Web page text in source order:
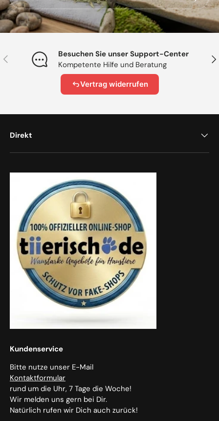
Vorherige
Besuchen Sie unser Support-Center
Kompetente Hilfe und Beratung
Vertrag widerrufen
Direkt
Kundenservice
Bitte nutze unser E-Mail
Kontaktformular
rund um die Uhr, 7 Tage die Woche!
Wir melden uns gern bei Dir.
Natürlich rufen wir Dich auch zurück!